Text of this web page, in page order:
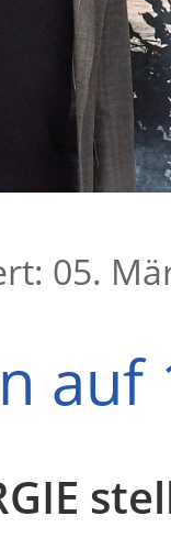
05.
auf